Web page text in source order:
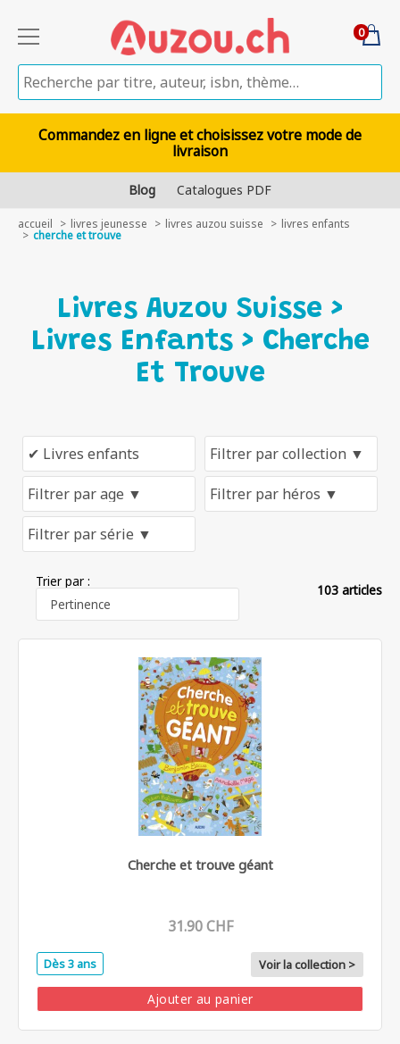
0
Commandez en ligne et choisissez votre mode de
livraison
Blog Catalogues PDF
accueil livres jeunesse livres auzou suisse livres enfants
cherche et trouve
Livres Auzou Suisse >
Livres Enfants > Cherche
Et Trouve
Trier par :
103 articles
Cherche et trouve géant
31.90 CHF
Dès 3 ans Voir la collection >
Ajouter au panier